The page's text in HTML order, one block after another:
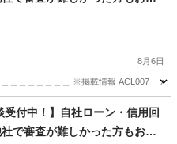
ホンダ N-ONE 660 G 4WD
8月6日
＿＿＿＿＿＿＿＿ ※掲載情報 ACL007 ホ
受付中！】自社ローン・信用回
で審査が難しかった方もお気